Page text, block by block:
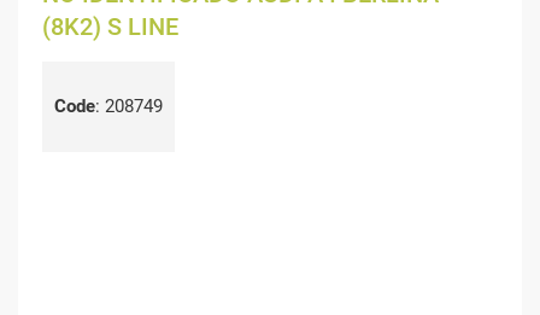
(8K2) S LINE
Code: 208749